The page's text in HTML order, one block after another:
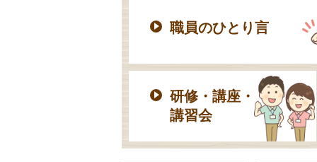
職員のひとり言
研修・講座・
講習会